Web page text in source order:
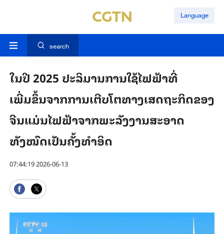
Language
search
ໃນປີ 2025 ປະລິມານການໃຊ້ໄຟຟ້າທີ່
ເພີ່ມຂຶ້ນຈາກການເຕີບໂຕທາງເສດຖະກິດຂອງ
ຈີນແມ່ນໄຟຟ້າຈາກພະລັງງານສະອາດ
ທັງໝົດເປັນຄັ້ງທຳອິດ
07:44:19 2026-06-13